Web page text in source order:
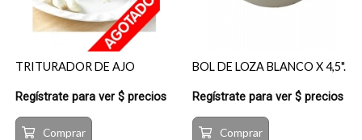
TRITURADOR DE AJO
Regístrate para ver $ precios
Comprar
BOL DE LOZA BLANCO X 4,5".
Regístrate para ver $ precios
Comprar